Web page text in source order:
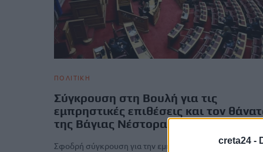
creta24 -
ΠΟΛΙΤΙΚΗ
Σύγκρουση στη Βουλή για τις
εμπρηστικές επιθέσεις και τον
της Βάγιας Νέστορα
Σφοδρή σύγκρουση για την εμπρηστική επίθεση κατά